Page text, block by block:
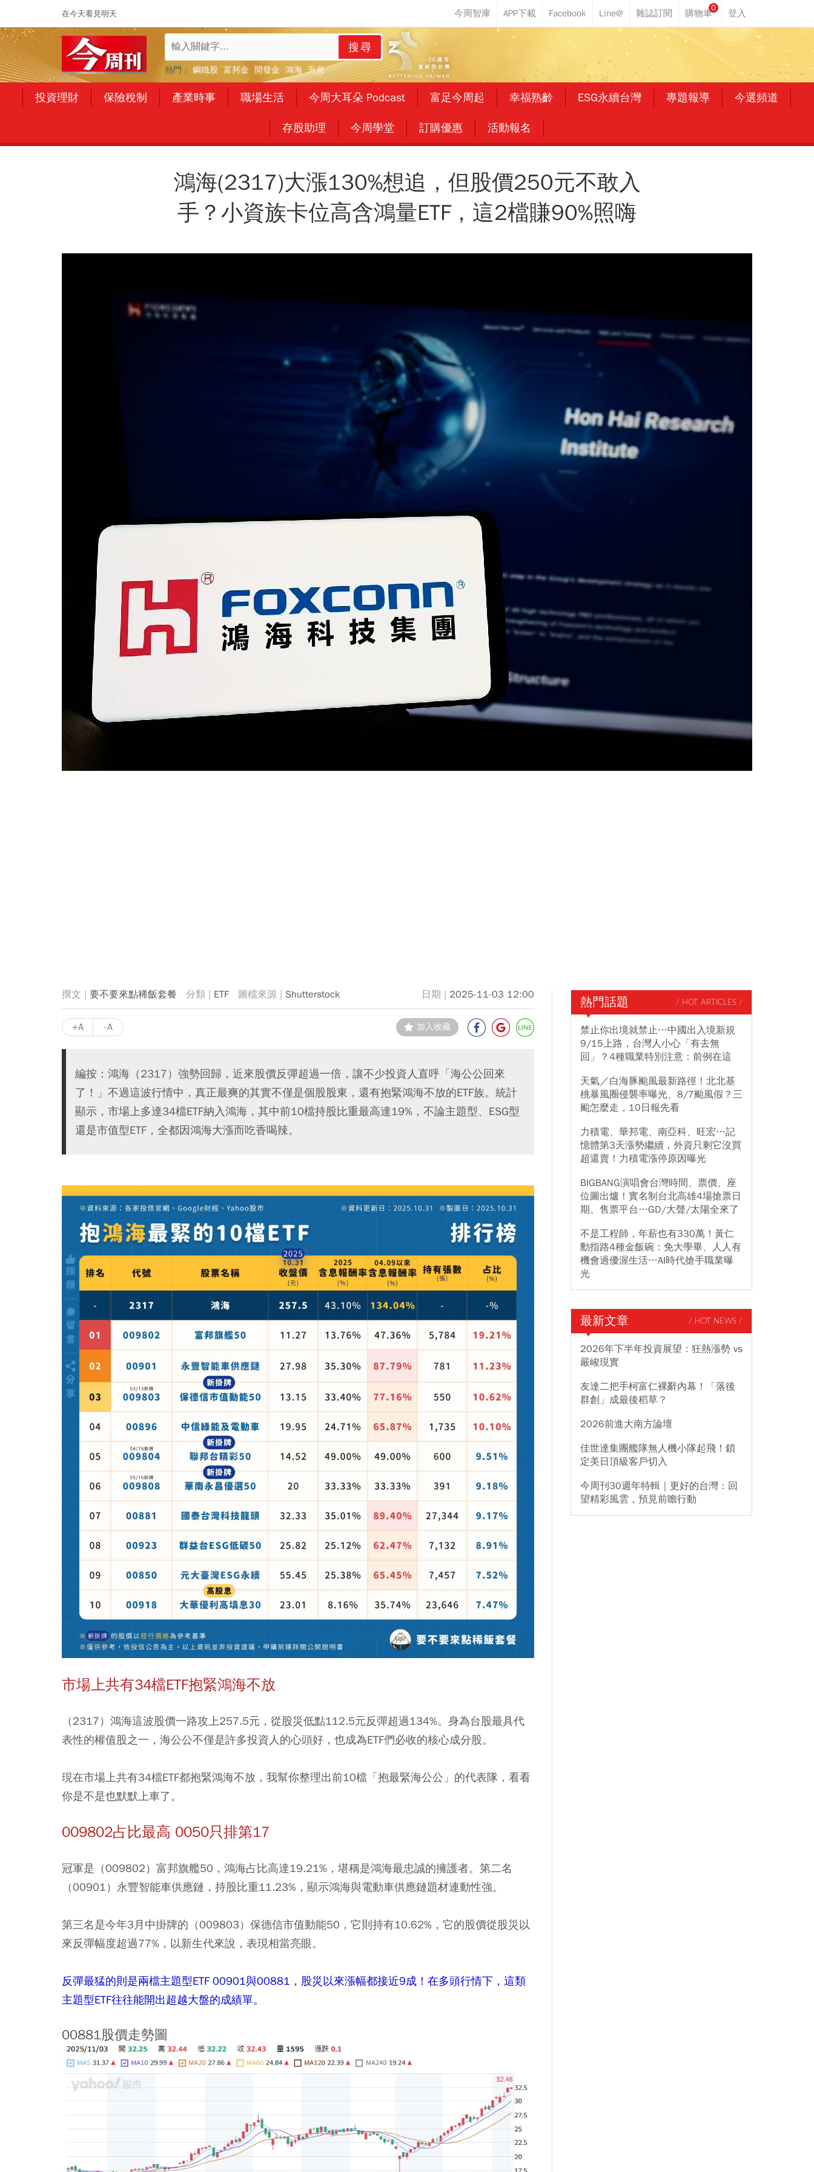
在今天看見明天
0
搜尋
熱門： 鋼鐵股 富邦金 開發金 鴻海 升息
投資理財 保險稅制 產業時事 職場生活 今周大耳朵 Podcast 富足今周起 幸福熟齡 ESG永續台灣 專題報導 今選頻道
存股助理 今周學堂 訂購優惠 活動報名
鴻海(2317)大漲130%想追，但股價250元不敢入
手？小資族卡位高含鴻量ETF，這2檔賺90%照嗨
要不要來點稀飯套餐 ETF Shutterstock 2025-11-03 12:00
+A -A 加入收藏
編按：鴻海（2317）強勢回歸，近來股價反彈超過一倍，讓不少投資人直呼「海公公回來
了！」不過這波行情中，真正最爽的其實不僅是個股股東，還有抱緊鴻海不放的ETF族。統計
顯示，市場上多達34檔ETF納入鴻海，其中前10檔持股比重最高達19%，不論主題型、ESG型
還是市值型ETF，全都因鴻海大漲而吃香喝辣。
市場上共有34檔ETF抱緊鴻海不放
（2317）鴻海這波股價一路攻上257.5元，從股災低點112.5元反彈超過134%。身為台股最具代
表性的權值股之一，海公公不僅是許多投資人的心頭好，也成為ETF們必收的核心成分股。
現在市場上共有34檔ETF都抱緊鴻海不放，我幫你整理出前10檔「抱最緊海公公」的代表隊，看看
你是不是也默默上車了。
009802占比最高 0050只排第17
冠軍是（009802）富邦旗艦50，鴻海占比高達19.21%，堪稱是鴻海最忠誠的擁護者。第二名
（00901）永豐智能車供應鏈，持股比重11.23%，顯示鴻海與電動車供應鏈題材連動性強。
第三名是今年3月中掛牌的（009803）保德信市值動能50，它則持有10.62%，它的股價從股災以
來反彈幅度超過77%，以新生代來說，表現相當亮眼。
反彈最猛的則是兩檔主題型ETF 00901與00881，股災以來漲幅都接近9成！在多頭行情下，這類
主題型ETF往往能開出超越大盤的成績單。
00881股價走勢圖
熱門話題 / HOT ARTICLES /
禁止你出境就禁止…中國出入境新規
9/15上路，台灣人小心「有去無
回」？4種職業特別注意：前例在這
天氣／白海豚颱風最新路徑！北北基
桃暴風圈侵襲率曝光、8/7颱風假？三
颱怎麼走，10日報先看
力積電、華邦電、南亞科、旺宏…記
憶體第3天漲勢繼續，外資只剩它沒買
超還賣！力積電漲停原因曝光
BIGBANG演唱會台灣時間、票價、座
位圖出爐！實名制台北高雄4場搶票日
期、售票平台…GD/大聲/太陽全來了
不是工程師，年薪也有330萬！黃仁
勳指路4種金飯碗：免大學畢、人人有
機會過優渥生活…AI時代搶手職業曝
光
最新文章 / HOT NEWS /
2026年下半年投資展望：狂熱漲勢 vs
嚴峻現實
友達二把手柯富仁裸辭內幕！「落後
群創」成最後稻草？
2026前進大南方論壇
佳世達集團艦隊無人機小隊起飛！鎖
定美日頂級客戶切入
今周刊30週年特輯｜更好的台灣：回
望精彩風雲，預見前瞻行動